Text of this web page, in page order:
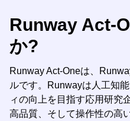
Runway Act-
か?
Runway Act-Oneは、
ルです。Runwayは人工知
ィの向上を目指す応用研究
高品質、そして操作性の高